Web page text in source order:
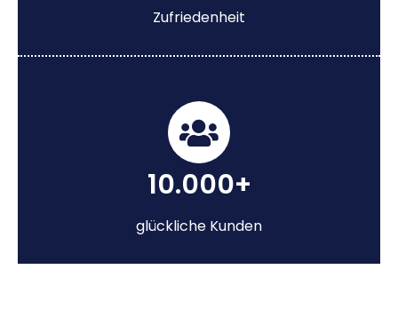
Zufriedenheit
10.000+
glückliche Kunden